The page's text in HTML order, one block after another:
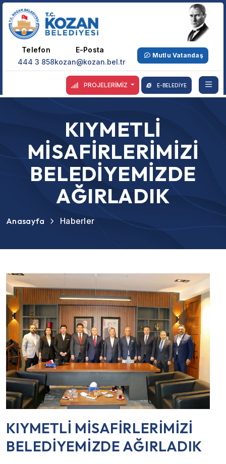
Telefon
444 3 858
E-Posta
kozan@kozan.bel.tr
Mutlu Vatandaş
PROJELERİMİZ E-BELEDİYE
KIYMETLİ
MİSAFİRLERİMİZİ
BELEDİYEMİZDE
AĞIRLADIK
Anasayfa Haberler
KIYMETLİ MİSAFİRLERİMİZİ
BELEDİYEMİZDE AĞIRLADIK